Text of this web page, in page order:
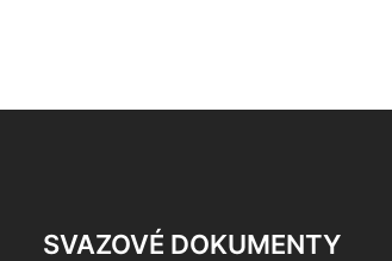
SVAZOVÉ DOKUMENTY